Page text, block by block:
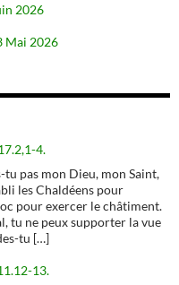
2026
Mai 2026
4.
tu pas mon Dieu, mon Saint,
les Chaldéens pour
pour exercer le châtiment.
tu ne peux supporter la vue
tu […]
13.